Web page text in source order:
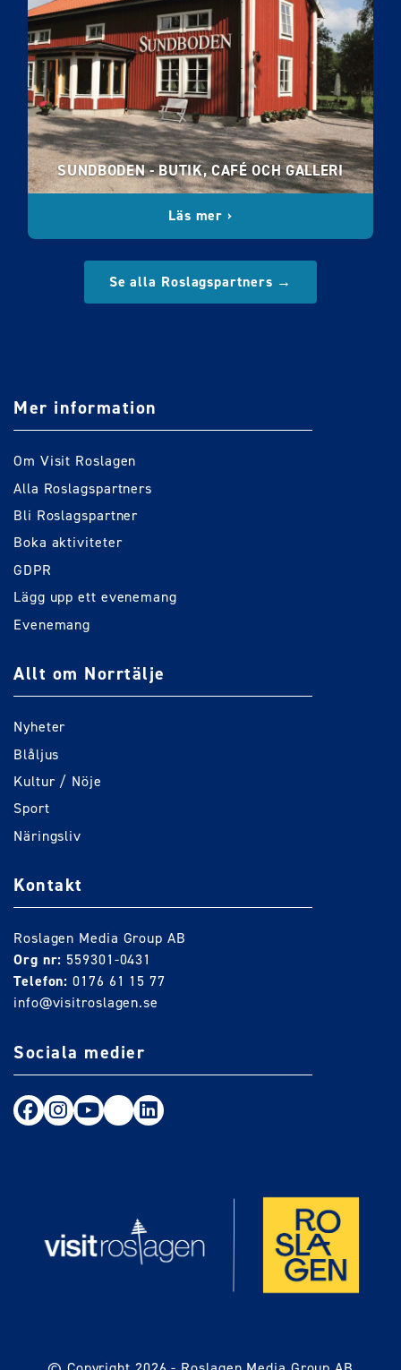
SUNDBODEN - BUTIK, CAFÉ OCH GALLERI
Läs mer ›
Se alla Roslagspartners →
Mer information
Om Visit Roslagen
Alla Roslagspartners
Bli Roslagspartner
Boka aktiviteter
GDPR
Lägg upp ett evenemang
Evenemang
Allt om Norrtälje
Nyheter
Blåljus
Kultur / Nöje
Sport
Näringsliv
Kontakt
Roslagen Media Group AB
Org nr: 559301-0431
Telefon: 0176 61 15 77
info@visitroslagen.se
Sociala medier
Följ oss på Facebook
Följ oss på Instagram
Följ oss på Youtube
TikTokLinkedIn